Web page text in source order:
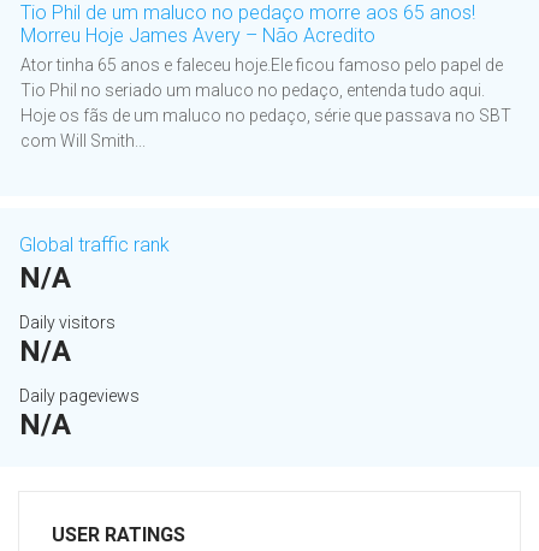
Tio Phil de um maluco no pedaço morre aos 65 anos!
Morreu Hoje James Avery – Não Acredito
Ator tinha 65 anos e faleceu hoje.Ele ficou famoso pelo papel de
Tio Phil no seriado um maluco no pedaço, entenda tudo aqui.
Hoje os fãs de um maluco no pedaço, série que passava no SBT
com Will Smith...
Global traffic rank
N/A
Daily visitors
N/A
Daily pageviews
N/A
USER RATINGS